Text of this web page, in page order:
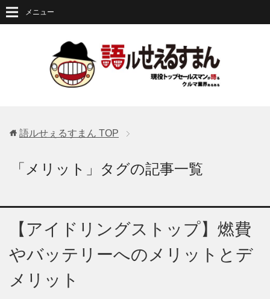
メニュー
語ルせぇるすまん TOP
「メリット」タグの記事一覧
【アイドリングストップ】燃費
やバッテリーへのメリットとデ
メリット